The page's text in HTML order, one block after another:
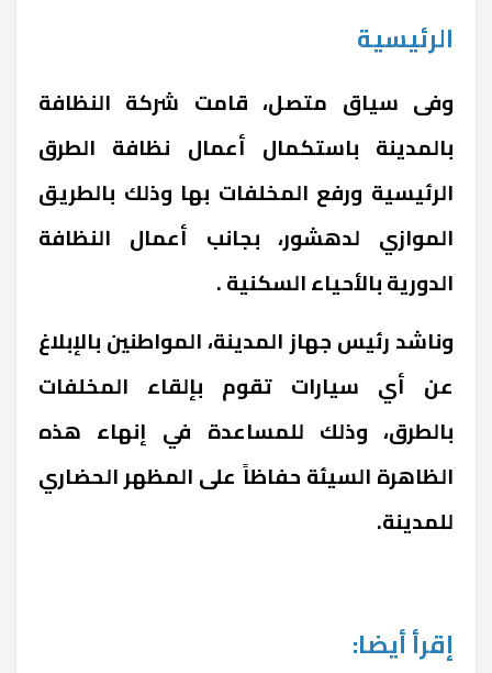
الرئيسية
وفى سياق متصل، قامت شركة النظافة
بالمدينة باستكمال أعمال نظافة الطرق
الرئيسية ورفع المخلفات بها وذلك بالطريق
الموازي لدهشور، بجانب أعمال النظافة
الدورية بالأحياء السكنية .
وناشد رئيس جهاز المدينة، المواطنين بالإبلاغ
عن أي سيارات تقوم بإلقاء المخلفات
بالطرق، وذلك للمساعدة في إنهاء هذه
الظاهرة السيئة حفاظاً على المظهر الحضاري
للمدينة.
إقرأ أيضا: